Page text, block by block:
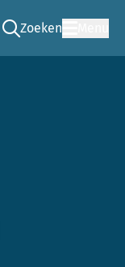
Zoeken
Ga naar de zoek